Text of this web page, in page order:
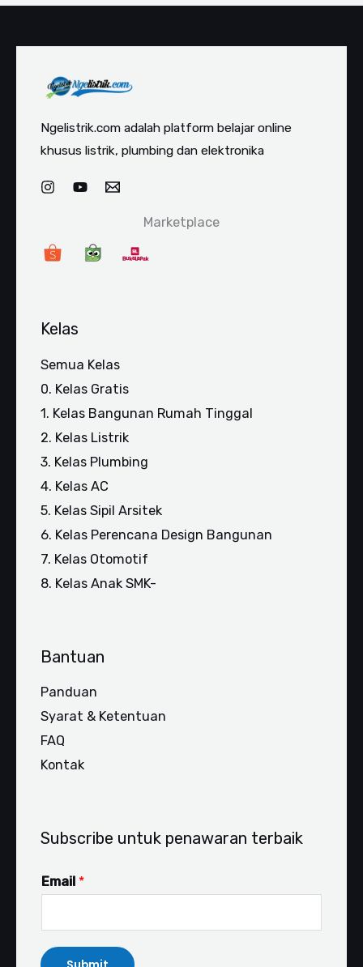
Ngelistrik.com adalah platform belajar online
khusus listrik, plumbing dan elektronika
Marketplace
Kelas
Semua Kelas
0. Kelas Gratis
1. Kelas Bangunan Rumah Tinggal
2. Kelas Listrik
3. Kelas Plumbing
4. Kelas AC
5. Kelas Sipil Arsitek
6. Kelas Perencana Design Bangunan
7. Kelas Otomotif
8. Kelas Anak SMK-
Bantuan
Panduan
Syarat & Ketentuan
FAQ
Kontak
Subscribe untuk penawaran terbaik
Email *